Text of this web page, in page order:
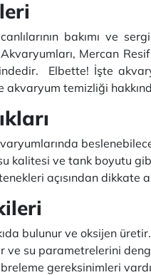
bakımı ve
Mercan
Elbette! İşte
temizliği
kalitesi ve tank boyutu
açısından dikkate
bulunur ve oksijen üretir.
ve su parametrelerini
gereksinimleri